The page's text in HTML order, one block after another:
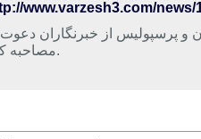
و پرسپولیس از خبرنگاران دعوت
مصاحبه کرد.